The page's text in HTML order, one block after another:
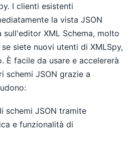
I clienti esistenti
la vista JSON
sull'editor XML Schema, molto
siete nuovi utenti di XMLSpy,
È facile da usare e accelererà
schemi JSON grazie a
schemi JSON tramite
e funzionalità di